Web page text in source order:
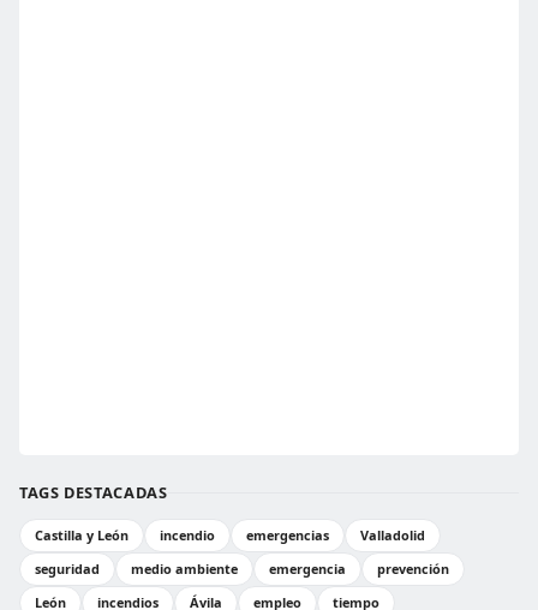
TAGS DESTACADAS
Castilla y León incendio emergencias
Valladolid
seguridad
medio ambiente emergencia
prevención
León
incendios Ávila empleo
tiempo